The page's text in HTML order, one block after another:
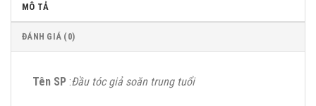
MÔ TẢ
ĐÁNH GIÁ (0)
Tên SP :Đầu tóc giả soăn trung tuổi